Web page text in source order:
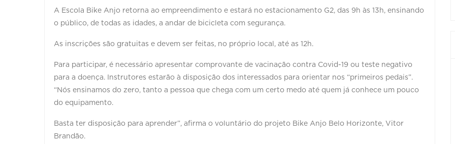
A Escola Bike Anjo retorna ao empreendimento e estará no estacionamento G2, das 9h às 13h, ensinando
o público, de todas as idades, a andar de bicicleta com segurança.
As inscrições são gratuitas e devem ser feitas, no próprio local, até as 12h.
Para participar, é necessário apresentar comprovante de vacinação contra Covid-19 ou teste negativo
para a doença. Instrutores estarão à disposição dos interessados para orientar nos “primeiros pedais”.
“Nós ensinamos do zero, tanto a pessoa que chega com um certo medo até quem já conhece um pouco
do equipamento.
Basta ter disposição para aprender”, afirma o voluntário do projeto Bike Anjo Belo Horizonte, Vitor
Brandão.